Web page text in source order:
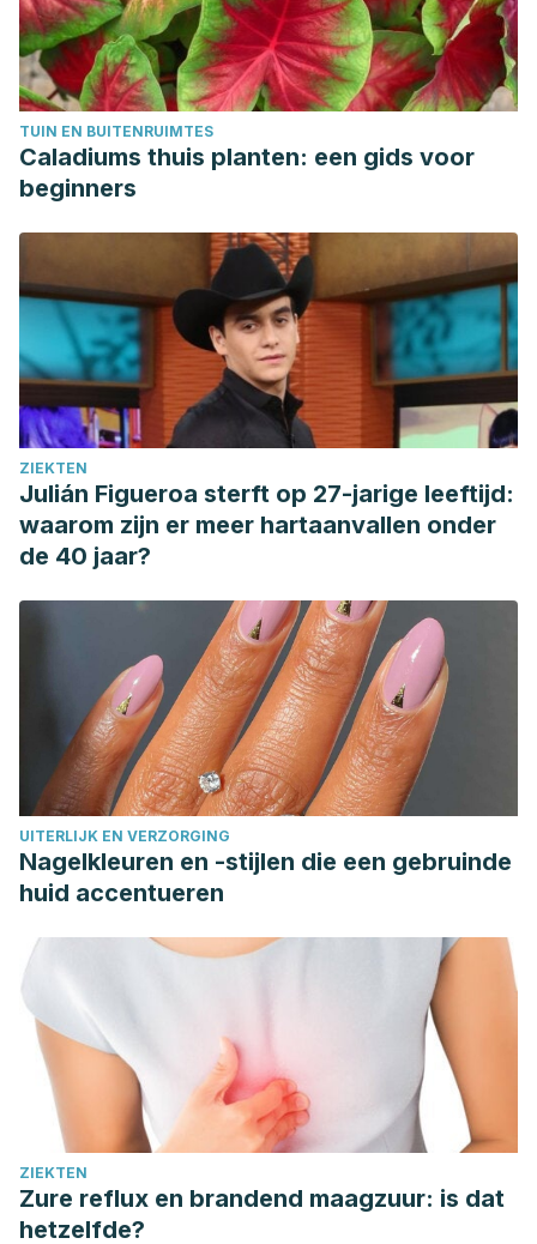
TUIN EN BUITENRUIMTES
Caladiums thuis planten: een gids voor
beginners
ZIEKTEN
Julián Figueroa sterft op 27-jarige leeftijd:
waarom zijn er meer hartaanvallen onder
de 40 jaar?
UITERLIJK EN VERZORGING
Nagelkleuren en -stijlen die een gebruinde
huid accentueren
ZIEKTEN
Zure reflux en brandend maagzuur: is dat
hetzelfde?